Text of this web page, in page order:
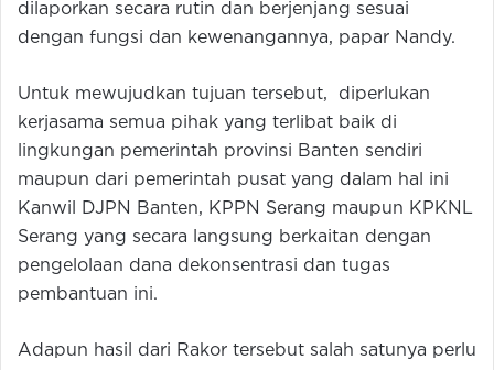
dilaporkan secara rutin dan berjenjang sesuai
dengan fungsi dan kewenangannya, papar Nandy.
Untuk mewujudkan tujuan tersebut, diperlukan
kerjasama semua pihak yang terlibat baik di
lingkungan pemerintah provinsi Banten sendiri
maupun dari pemerintah pusat yang dalam hal ini
Kanwil DJPN Banten, KPPN Serang maupun KPKNL
Serang yang secara langsung berkaitan dengan
pengelolaan dana dekonsentrasi dan tugas
pembantuan ini.
Adapun hasil dari Rakor tersebut salah satunya perlu